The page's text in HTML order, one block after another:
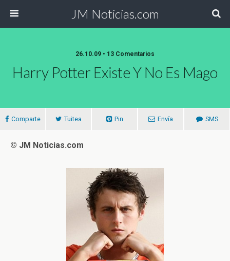
JM Noticias.com
26.10.09 • 13 Comentarios
Harry Potter Existe Y No Es Mago
Comparte Tuitea Pin Envía SMS
© JM Noticias.com